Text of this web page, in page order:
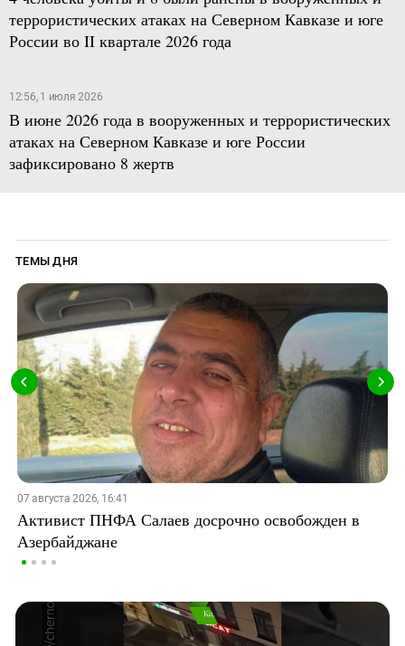
террористических атаках на Северном Кавказе и юге
России во II квартале 2026 года
12:56, 1 июля 2026
В июне 2026 года в вооруженных и террористических
атаках на Северном Кавказе и юге России
зафиксировано 8 жертв
ТЕМЫ ДНЯ
07 августа 2026, 16:41
Активист ПНФА Салаев досрочно освобожден в
Азербайджане